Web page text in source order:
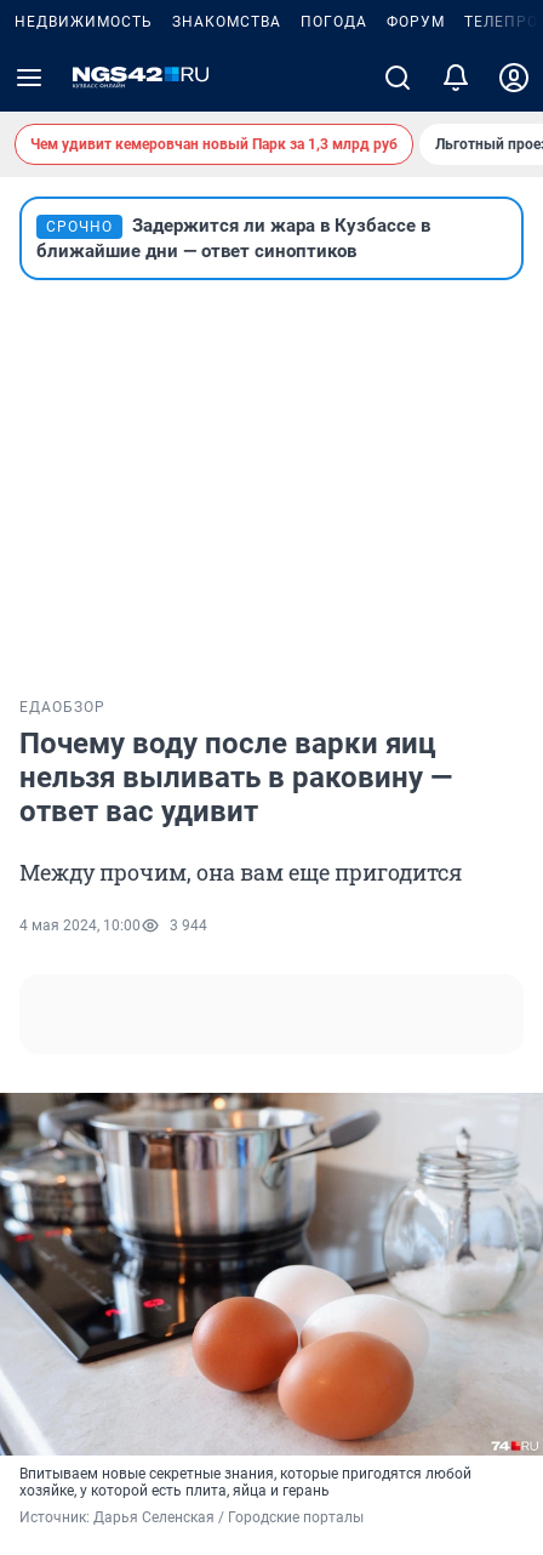
НЕДВИЖИМОСТЬ ЗНАКОМСТВА ПОГОДА ФОРУМ
Чем удивит кемеровчан новый Парк за 1,3 млрд руб Льготный
СРОЧНО
Задержится ли жара в Кузбассе в
ближайшие дни — ответ синоптиков
ЕДАОБЗОР
Почему воду после варки яиц
нельзя выливать в раковину —
ответ вас удивит
Между прочим, она вам еще пригодится
4 мая 2024, 10:00 3 944
Впитываем новые секретные знания, которые пригодятся любой
хозяйке, у которой есть плита, яйца и герань
Источник: Дарья Селенская / Городские порталы